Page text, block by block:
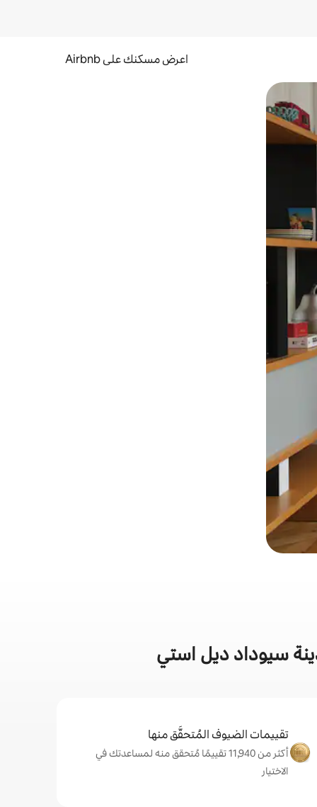
اعرض مسكنك على Airbnb
سيوداد ديل استي
تقييمات الضيوف المُتحقَّق منها
أكثر من 11,940 تقييمًا مُتحقق منه لمساعدتك في
الاختيار